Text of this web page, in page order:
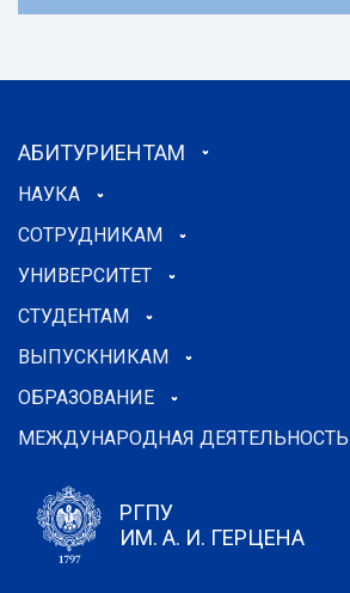
АБИТУРИЕНТАМ
НАУКА
СОТРУДНИКАМ
УНИВЕРСИТЕТ
СТУДЕНТАМ
ВЫПУСКНИКАМ
ОБРАЗОВАНИЕ
МЕЖДУНАРОДНАЯ ДЕЯТЕЛЬНОСТЬ
РГПУ
ИМ. А. И. ГЕРЦЕНА